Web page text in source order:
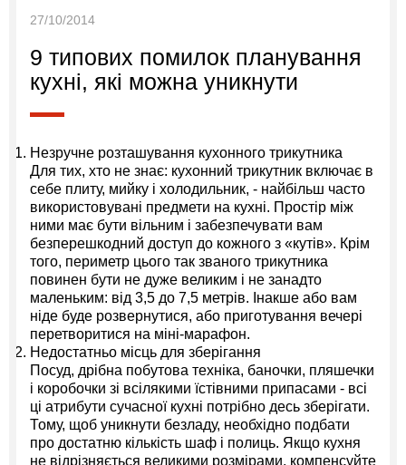
27/10/2014
9 типових помилок планування
кухні, які можна уникнути
Незручне розташування кухонного трикутника
Для тих, хто не знає: кухонний трикутник включає в
себе плиту, мийку і холодильник, - найбільш часто
використовувані предмети на кухні. Простір між
ними має бути вільним і забезпечувати вам
безперешкодний доступ до кожного з «кутів». Крім
того, периметр цього так званого трикутника
повинен бути не дуже великим і не занадто
маленьким: від 3,5 до 7,5 метрів. Інакше або вам
ніде буде розвернутися, або приготування вечері
перетворитися на міні-марафон.
Недостатньо місць для зберігання
Посуд, дрібна побутова техніка, баночки, пляшечки
і коробочки зі всілякими їстівними припасами - всі
ці атрибути сучасної кухні потрібно десь зберігати.
Тому, щоб уникнути безладу, необхідно подбати
про достатню кількість шаф і полиць. Якщо кухня
не відрізняється великими розмірами, компенсуйте